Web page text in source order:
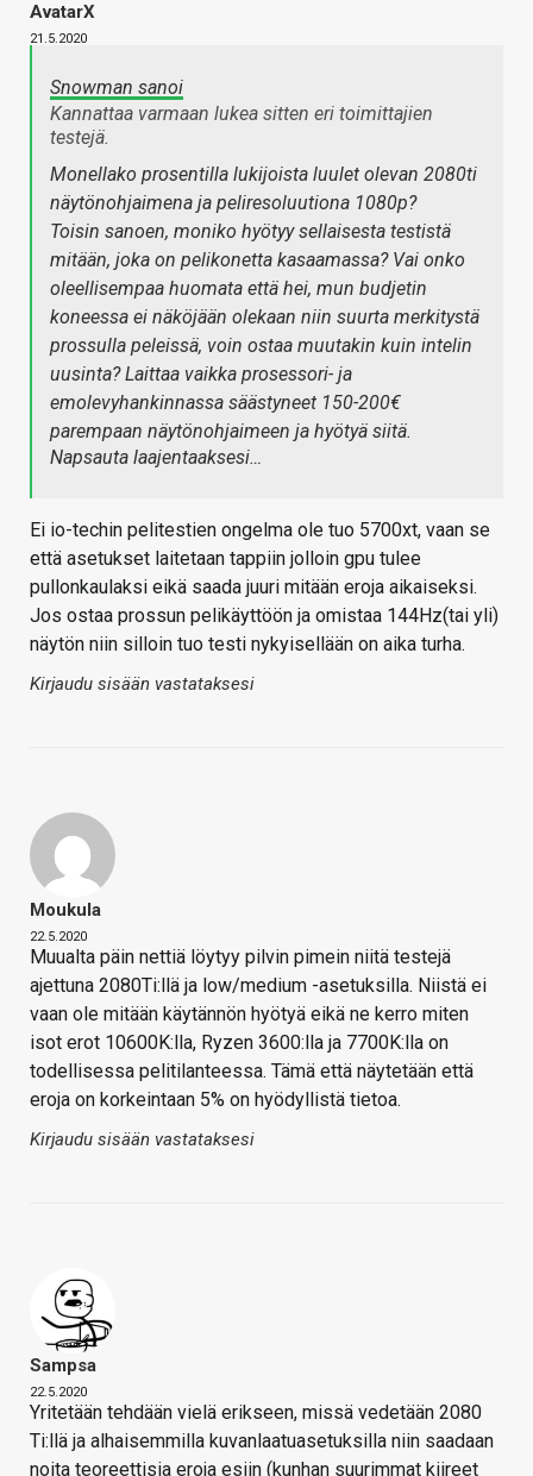
AvatarX
21.5.2020
Snowman sanoi
Kannattaa varmaan lukea sitten eri toimittajien
testejä.
Monellako prosentilla lukijoista luulet olevan 2080ti
näytönohjaimena ja peliresoluutiona 1080p?
Toisin sanoen, moniko hyötyy sellaisesta testistä
mitään, joka on pelikonetta kasaamassa? Vai onko
oleellisempaa huomata että hei, mun budjetin
koneessa ei näköjään olekaan niin suurta merkitystä
prossulla peleissä, voin ostaa muutakin kuin intelin
uusinta? Laittaa vaikka prosessori- ja
emolevyhankinnassa säästyneet 150-200€
parempaan näytönohjaimeen ja hyötyä siitä.
Napsauta laajentaaksesi…
Ei io-techin pelitestien ongelma ole tuo 5700xt, vaan se
että asetukset laitetaan tappiin jolloin gpu tulee
pullonkaulaksi eikä saada juuri mitään eroja aikaiseksi.
Jos ostaa prossun pelikäyttöön ja omistaa 144Hz(tai yli)
näytön niin silloin tuo testi nykyisellään on aika turha.
Kirjaudu sisään vastataksesi
Moukula
22.5.2020
Muualta päin nettiä löytyy pilvin pimein niitä testejä
ajettuna 2080Ti:llä ja low/medium -asetuksilla. Niistä ei
vaan ole mitään käytännön hyötyä eikä ne kerro miten
isot erot 10600K:lla, Ryzen 3600:lla ja 7700K:lla on
todellisessa pelitilanteessa. Tämä että näytetään että
eroja on korkeintaan 5% on hyödyllistä tietoa.
Kirjaudu sisään vastataksesi
Sampsa
22.5.2020
Yritetään tehdään vielä erikseen, missä vedetään 2080
Ti:llä ja alhaisemmilla kuvanlaatuasetuksilla niin saadaan
noita teoreettisia eroja esiin (kunhan suurimmat kiireet